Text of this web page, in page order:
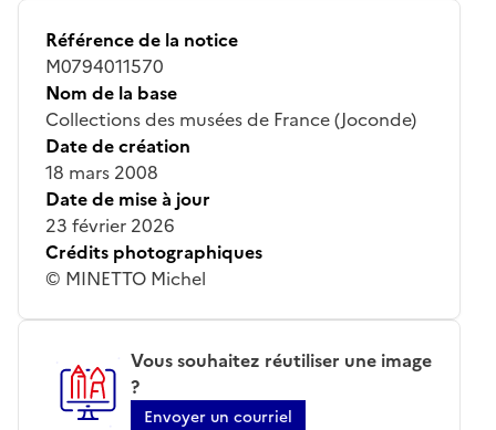
Référence de la notice
M0794011570
Nom de la base
Collections des musées de France (Joconde)
Date de création
18 mars 2008
Date de mise à jour
23 février 2026
Crédits photographiques
© MINETTO Michel
Vous souhaitez réutiliser une image
?
Envoyer un courriel